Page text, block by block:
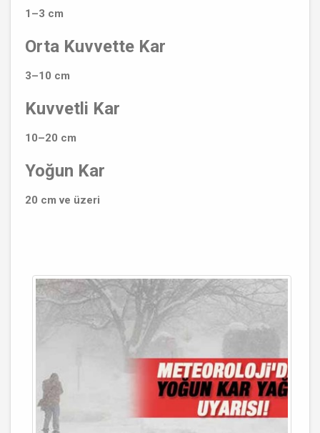
1–3 cm
Orta Kuvvette Kar
3–10 cm
Kuvvetli Kar
10–20 cm
Yoğun Kar
20 cm ve üzeri